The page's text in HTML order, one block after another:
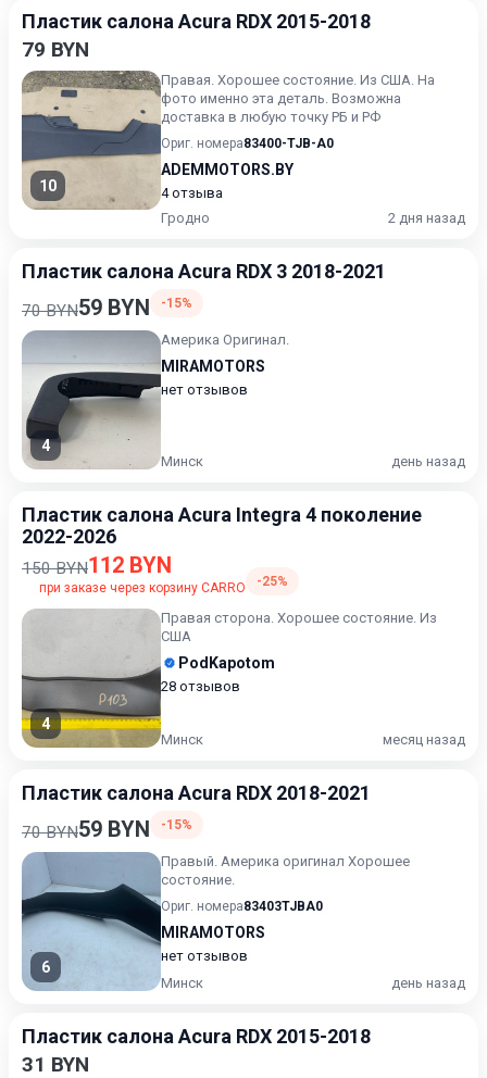
Пластик салона Acura RDX 2015-2018
79 BYN
10
Правая. Хорошее состояние. Из США. На
фото именно эта деталь. Возможна
доставка в любую точку РБ и РФ
Ориг. номера83400-TJB-A0
ADEMMOTORS.BY
4 отзыва
Гродно
2 дня назад
Пластик салона Acura RDX 3 2018-2021
70 BYN59 BYN -15%
4
Америка Оригинал.
MIRAMOTORS
нет отзывов
Минск день назад
Пластик салона Acura Integra 4 поколение
2022-2026
150 BYN112 BYN
при заказе через корзину CARRO -25%
4
Правая сторона. Хорошее состояние. Из
США
PodKapotom
28 отзывов
Минск месяц назад
Пластик салона Acura RDX 2018-2021
70 BYN59 BYN -15%
6
Правый. Америка оригинал Хорошее
состояние.
Ориг. номера83403TJBA0
MIRAMOTORS
нет отзывов
Минск
день назад
Пластик салона Acura RDX 2015-2018
31 BYN